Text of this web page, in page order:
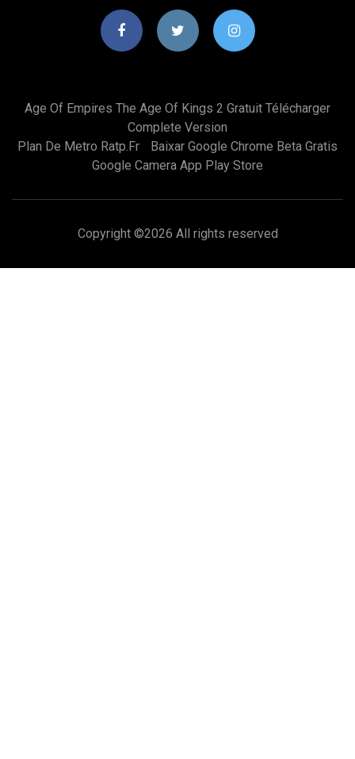
Age Of Empires The Age Of Kings 2 Gratuit Télécharger
Complete Version
Plan De Metro Ratp.fr
Baixar Google Chrome Beta Gratis
Google Camera App Play Store
Copyright ©2026 All rights reserved